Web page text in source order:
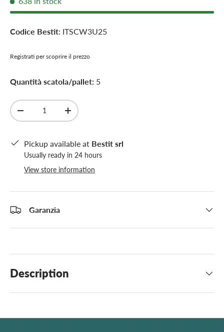
Codice Bestit: ITSCW3U25
Registrati per scoprire il prezzo
Quantità scatola/pallet: 5
Qty
-
+
Pickup available at Bestit srl
Usually ready in 24 hours
View store information
Garanzia
Description